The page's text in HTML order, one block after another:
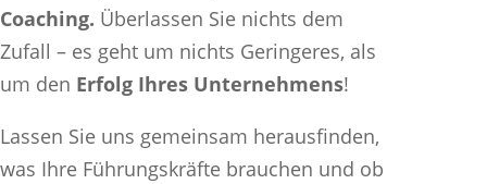
Coaching. Überlassen Sie nichts dem
Zufall – es geht um nichts Geringeres, als
um den Erfolg Ihres Unternehmens!
Lassen Sie uns gemeinsam herausfinden,
was Ihre Führungskräfte brauchen und ob